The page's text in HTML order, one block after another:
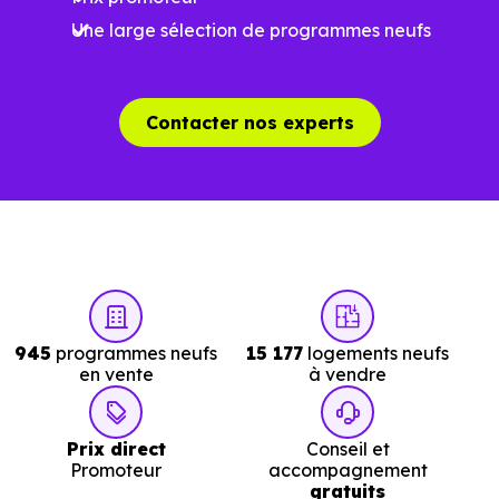
disponibles à Villiers-le-Bel (95400) selon votre budget.
de 79 % d'appartements et 21 % de maisons, dont 0.9 %
de résidences secondaires.
Avec 29.6 % de propriétaires et [[PourcentageLocataires]
potentiel locatif à prendre en compte, pour tout projet
d'investissement ou d'achat de résidence principale..
Acheter dans le neuf ou dans l’ancien à
Villiers-le-Bel (95400) : comparer au-delà
du prix au m²
Une large sélection de programmes neufs
Contacter nos experts
945 programmes neufs
en vente
15 177 logements neufs
à vendre
Prix direct
Promoteur
Conseil et
accompagnement
gratuits